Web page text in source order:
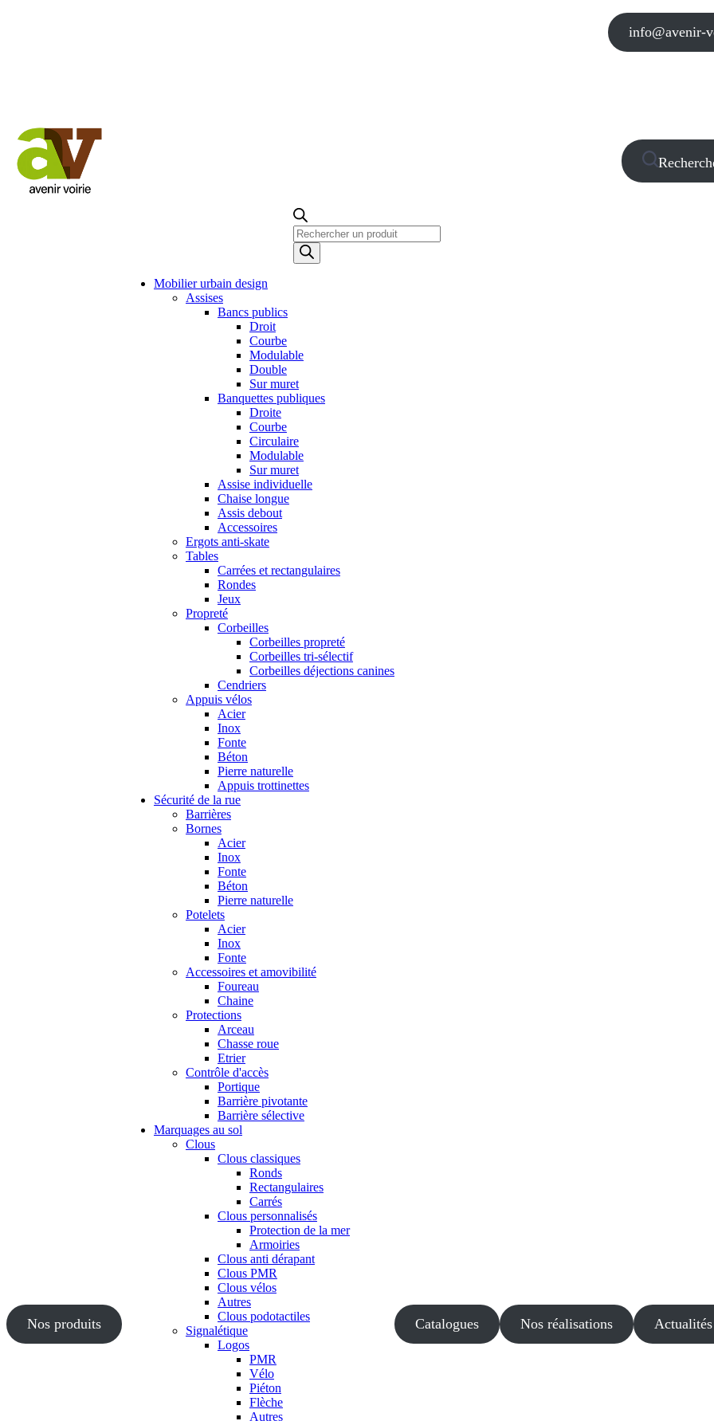
info@avenir-
Recherche
de
produits
Nos produits
Mobilier urbain design
Assises
Bancs publics
Droit
Courbe
Modulable
Double
Sur muret
Banquettes publiques
Droite
Courbe
Circulaire
Modulable
Sur muret
Assise individuelle
Chaise longue
Assis debout
Accessoires
Ergots anti-skate
Tables
Carrées et rectangulaires
Rondes
Jeux
Propreté
Corbeilles
Corbeilles propreté
Corbeilles tri-sélectif
Corbeilles déjections canines
Cendriers
Appuis vélos
Acier
Inox
Fonte
Béton
Pierre naturelle
Appuis trottinettes
Sécurité de la rue
Barrières
Bornes
Acier
Inox
Fonte
Béton
Pierre naturelle
Potelets
Acier
Inox
Fonte
Accessoires et amovibilité
Foureau
Chaine
Protections
Arceau
Chasse roue
Etrier
Contrôle d'accès
Portique
Barrière pivotante
Barrière sélective
Marquages au sol
Clous
Clous classiques
Ronds
Rectangulaires
Carrés
Clous personnalisés
Protection de la mer
Armoiries
Clous anti dérapant
Clous PMR
Clous vélos
Autres
Clous podotactiles
Signalétique
Logos
PMR
Vélo
Piéton
Flèche
Autres
Catalogues Nos réalisations Actualités